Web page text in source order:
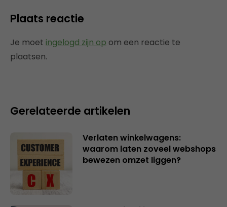
Plaats reactie
Je moet ingelogd zijn op om een reactie te
plaatsen.
Gerelateerde artikelen
Verlaten winkelwagens:
waarom laten zoveel webshops
bewezen omzet liggen?